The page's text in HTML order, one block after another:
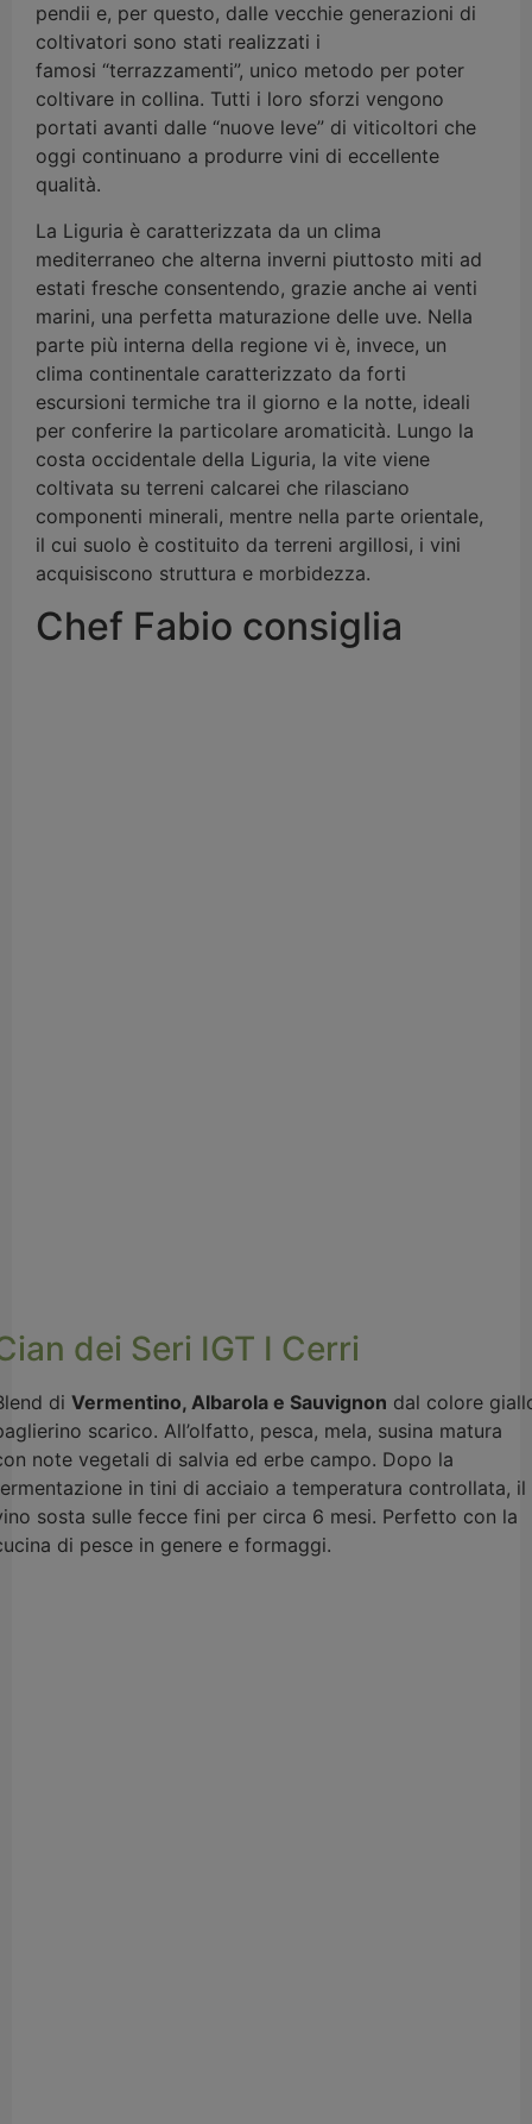
pendii e, per questo, dalle vecchie generazioni di
coltivatori sono stati realizzati i
famosi “terrazzamenti”, unico metodo per poter
coltivare in collina. Tutti i loro sforzi vengono
portati avanti dalle “nuove leve” di viticoltori che
oggi continuano a produrre vini di eccellente
qualità.
La Liguria è caratterizzata da un clima
mediterraneo che alterna inverni piuttosto miti ad
estati fresche consentendo, grazie anche ai venti
marini, una perfetta maturazione delle uve. Nella
parte più interna della regione vi è, invece, un
clima continentale caratterizzato da forti
escursioni termiche tra il giorno e la notte, ideali
per conferire la particolare aromaticità. Lungo la
costa occidentale della Liguria, la vite viene
coltivata su terreni calcarei che rilasciano
componenti minerali, mentre nella parte orientale,
il cui suolo è costituito da terreni argillosi, i vini
acquisiscono struttura e morbidezza.
Chef Fabio consiglia
dei Seri IGT I Cerri
di Vermentino, Albarola e Sauvignon dal colore
scarico. All’olfatto, pesca, mela, susina matura
note vegetali di salvia ed erbe campo. Dopo la
in tini di acciaio a temperatura controllata, il
sosta sulle fecce fini per circa 6 mesi. Perfetto con la
di pesce in genere e formaggi.